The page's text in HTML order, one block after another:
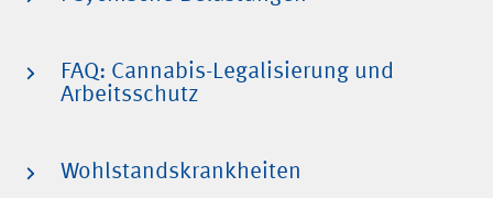
FAQ: Cannabis-Legalisierung und
Arbeitsschutz
Wohlstandskrankheiten